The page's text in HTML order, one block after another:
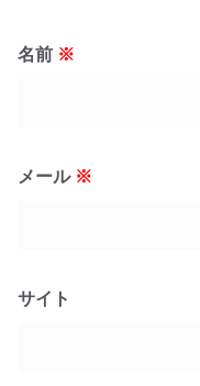
名前 ※
メール ※
サイト